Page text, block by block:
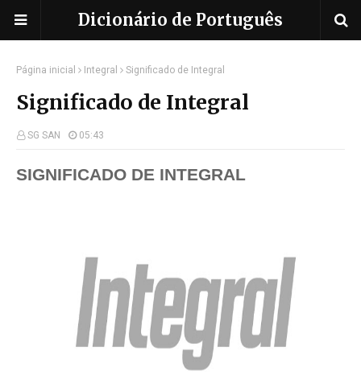
Dicionário de Português
Página inicial Integral Significado de Integral
Significado de Integral
SG SAN 05:43
SIGNIFICADO DE INTEGRAL